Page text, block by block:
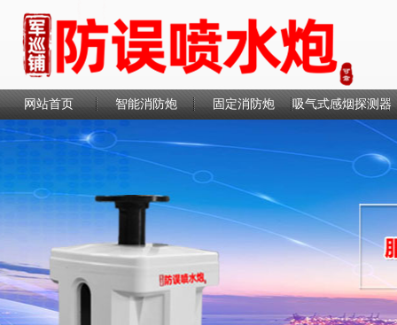
网站首页 智能消防炮 固定消防炮 吸气式感烟探测器
联系我们